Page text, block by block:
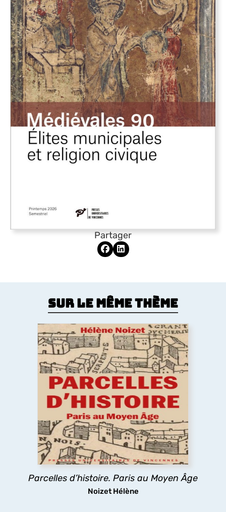
Partager
Sur le même thème
Parcelles d’histoire. Paris au Moyen Âge
Noizet Hélène
Parcelles d’histoire. Paris au Moyen
Âge
Comment le Moyen Âge a dessiné la forme de la
ville de Paris ? Les églises, la trame des rues, les
lotissements, la poésie urbaine montrent
comment les pratiques des habitants médiévaux
ont durablement structuré l’espace urbain
parisien.
découvrir